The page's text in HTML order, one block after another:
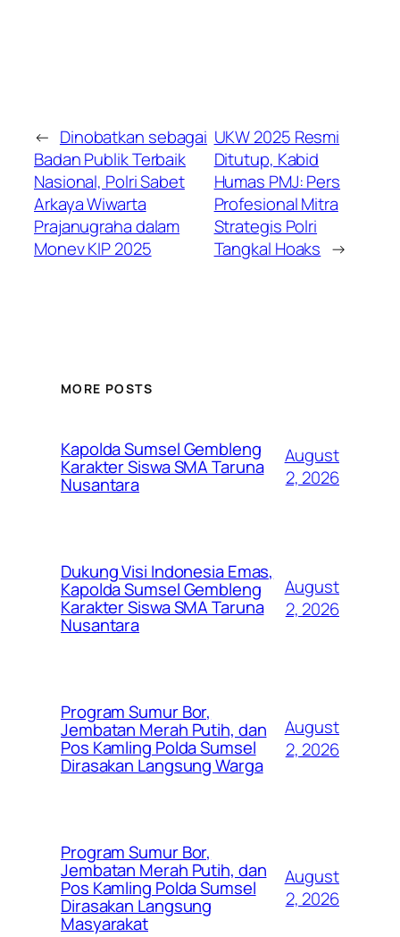
← Dinobatkan sebagai
Badan Publik Terbaik
Nasional, Polri Sabet
Arkaya Wiwarta
Prajanugraha dalam
Monev KIP 2025
UKW 2025 Resmi
Ditutup, Kabid
Humas PMJ: Pers
Profesional Mitra
Strategis Polri
Tangkal Hoaks →
MORE POSTS
Kapolda Sumsel Gembleng
Karakter Siswa SMA Taruna
Nusantara
August
2, 2026
Dukung Visi Indonesia Emas,
Kapolda Sumsel Gembleng
Karakter Siswa SMA Taruna
Nusantara
August
2, 2026
Program Sumur Bor,
Jembatan Merah Putih, dan
Pos Kamling Polda Sumsel
Dirasakan Langsung Warga
August
2, 2026
Program Sumur Bor,
Jembatan Merah Putih, dan
Pos Kamling Polda Sumsel
Dirasakan Langsung
Masyarakat
August
2, 2026